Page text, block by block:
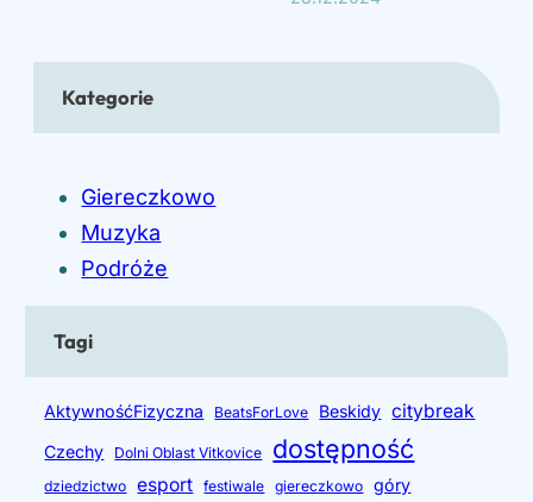
Kategorie
Giereczkowo
Muzyka
Podróże
Tagi
AktywnośćFizyczna BeatsForLove Beskidy citybreak
Czechy Dolni Oblast Vitkovice dostępność
dziedzictwo esport festiwale giereczkowo góry